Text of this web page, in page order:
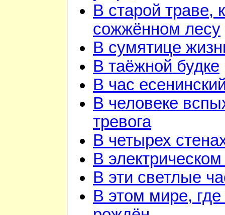
В старой траве,
сожжённом лесу
В сумятице
В таёжной будке
В час
В человеке
тревога
В четырех
В
В эти светлые
В этом мире,